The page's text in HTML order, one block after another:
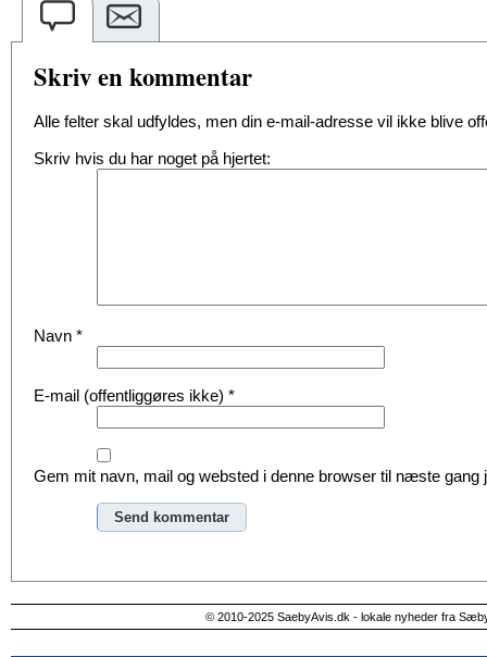
Skriv en kommentar
Alle felter skal udfyldes, men din e-mail-adresse vil ikke blive
Skriv hvis du har noget på hjertet:
Navn *
E-mail (offentliggøres ikke) *
Gem mit navn, mail og websted i denne browser til næste gang
© 2010-2025 SaebyAvis.dk - lokale nyheder fra